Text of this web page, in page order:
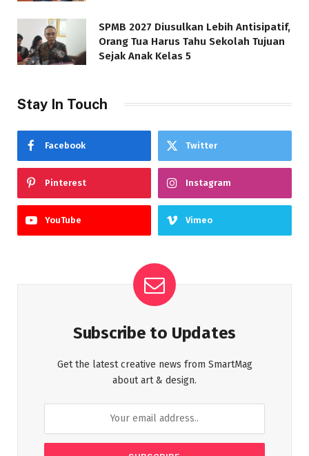
SPMB 2027 Diusulkan Lebih Antisipatif,
Orang Tua Harus Tahu Sekolah Tujuan
Sejak Anak Kelas 5
Stay In Touch
Facebook Twitter
Pinterest Instagram
YouTube Vimeo
Subscribe to Updates
Get the latest creative news from SmartMag
about art & design.